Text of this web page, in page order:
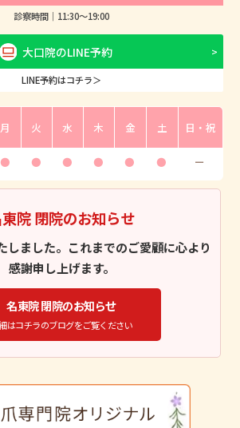
診察時間｜ 11:30〜19:00
大口院のLINE予約
LINE予約はコチラ＞
月 火 水 木 金 土 日・祝
● ● ● ● ● ● ー
院 閉院のお知らせ
しました。これまでのご愛顧に心より
感謝申し上げます。
名東院 閉院のお知らせ
はコチラのブログをご覧ください